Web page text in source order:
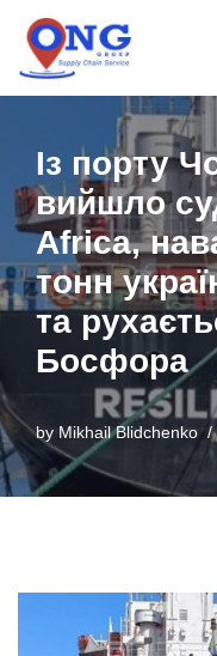
Skip
to
Із порту
вийшло
Africa,
тонн
та
Босфора
by Mikhail Blidchenko